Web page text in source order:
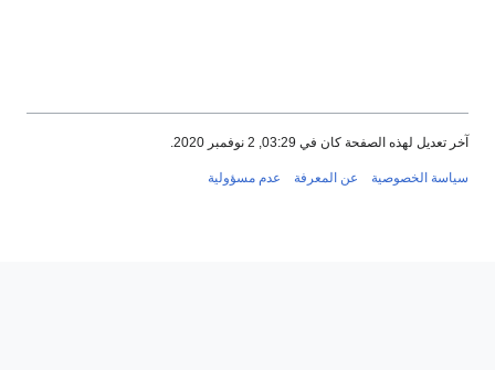
في 03:29, 2 نوفمبر 2020.
عن المعرفة عدم مسؤولية